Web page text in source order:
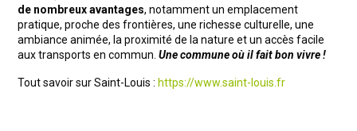
de nombreux avantages, notamment un emplacement
pratique, proche des frontières, une richesse culturelle, une
ambiance animée, la proximité de la nature et un accès facile
aux transports en commun. Une commune où il fait bon vivre !
Tout savoir sur Saint-Louis : https://www.saint-louis.fr